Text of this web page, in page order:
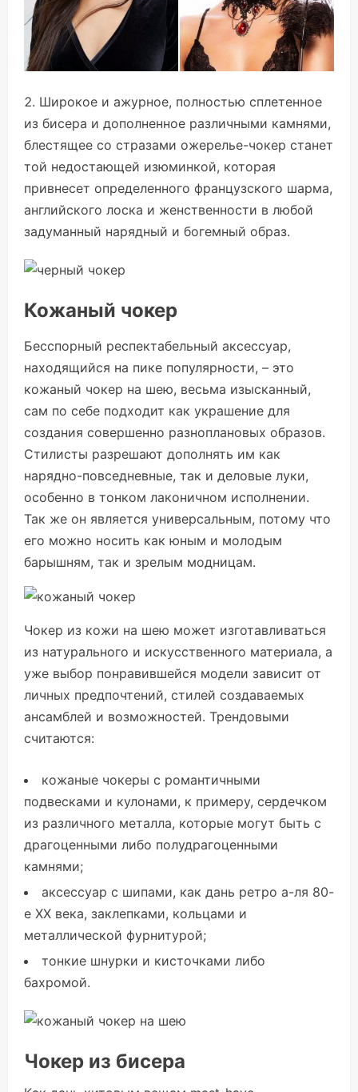
Широкое и ажурное, полностью сплетенное
из бисера и дополненное различными камнями,
блестящее со стразами ожерелье-чокер станет
той недостающей изюминкой, которая
привнесет определенного французского шарма,
английского лоска и женственности в любой
задуманный нарядный и богемный образ.
Кожаный чокер
Бесспорный респектабельный аксессуар,
находящийся на пике популярности, – это
кожаный чокер на шею, весьма изысканный,
сам по себе подходит как украшение для
создания совершенно разноплановых образов.
Стилисты разрешают дополнять им как
нарядно-повседневные, так и деловые луки,
особенно в тонком лаконичном исполнении.
Так же он является универсальным, потому что
его можно носить как юным и молодым
барышням, так и зрелым модницам.
Чокер из кожи на шею может изготавливаться
из натурального и искусственного материала, а
уже выбор понравившейся модели зависит от
личных предпочтений, стилей создаваемых
ансамблей и возможностей. Трендовыми
считаются:
кожаные чокеры с романтичными
подвесками и кулонами, к примеру, сердечком
из различного металла, которые могут быть с
драгоценными либо полудрагоценными
камнями;
аксессуар с шипами, как дань ретро а-ля 80-
е ХХ века, заклепками, кольцами и
металлической фурнитурой;
тонкие шнурки и кисточками либо
бахромой.
Чокер из бисера